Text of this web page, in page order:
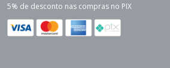
5% de desconto nas compras no PIX